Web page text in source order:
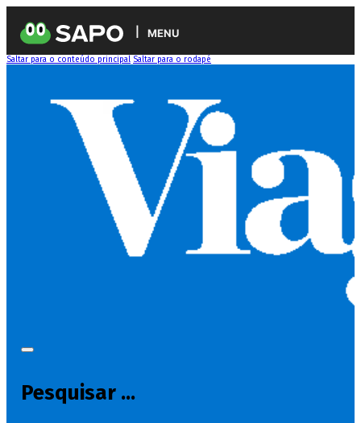
MENU
Saltar para o conteúdo principal Saltar para o rodapé
Pesquisar ...